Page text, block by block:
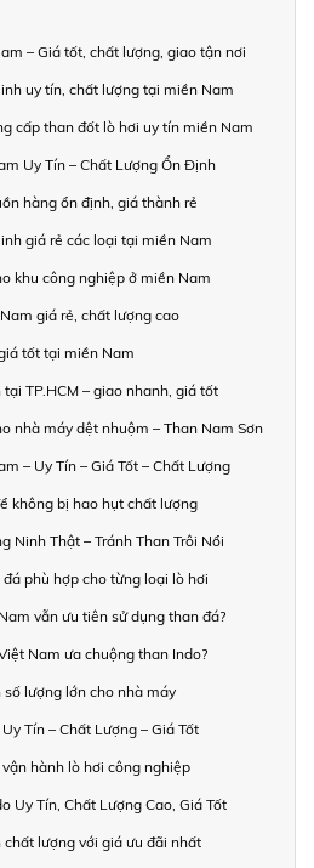
– Giá tốt, chất lượng, giao tận nơi
uy tín, chất lượng tại miền Nam
cấp than đốt lò hơi uy tín miền Nam
Uy Tín – Chất Lượng Ổn Định
hàng ổn định, giá thành rẻ
giá rẻ các loại tại miền Nam
khu công nghiệp ở miền Nam
giá rẻ, chất lượng cao
tốt tại miền Nam
TP.HCM – giao nhanh, giá tốt
nhà máy dệt nhuộm – Than Nam Sơn
– Uy Tín – Giá Tốt – Chất Lượng
không bị hao hụt chất lượng
Ninh Thật – Tránh Than Trôi Nổi
phù hợp cho từng loại lò hơi
vẫn ưu tiên sử dụng than đá?
Nam ưa chuộng than Indo?
lượng lớn cho nhà máy
Tín – Chất Lượng – Giá Tốt
hành lò hơi công nghiệp
Uy Tín, Chất Lượng Cao, Giá Tốt
lượng với giá ưu đãi nhất